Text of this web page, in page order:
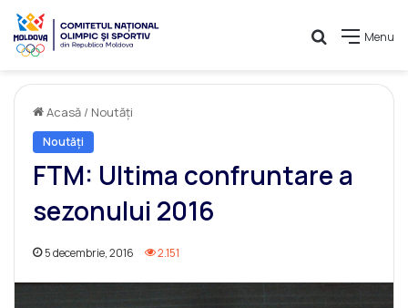
Menu
Caută
Acasă / Noutăți
Noutăți
FTM: Ultima confruntare a
sezonului 2016
5 decembrie, 2016 2.151